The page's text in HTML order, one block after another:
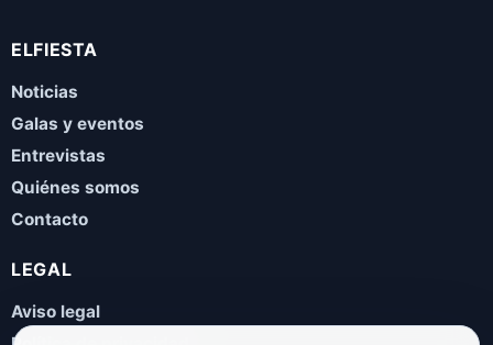
ELFIESTA
Noticias
Galas y eventos
Entrevistas
Quiénes somos
Contacto
LEGAL
Aviso legal